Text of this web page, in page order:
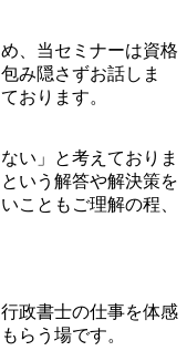
、当セミナーは資格
み隠さずお話しま
おります。
い」と考えておりま
いう解答や解決策を
こともご理解の程、
政書士の仕事を体感
らう場です。